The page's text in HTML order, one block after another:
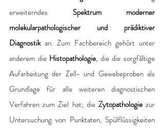
erweiterndes Spektrum moderner
molekularpathologischer und prädiktiver
Diagnostik an. Zum Fachbereich gehört unter
anderem die Histopathologie, die die sorgfältige
Aufarbeitung der Zell- und Gewebeproben als
Grundlage für alle weiteren diagnostischen
Verfahren zum Ziel hat; die Zytopathologie zur
Untersuchung von Punktaten, Spülflüssigkeiten